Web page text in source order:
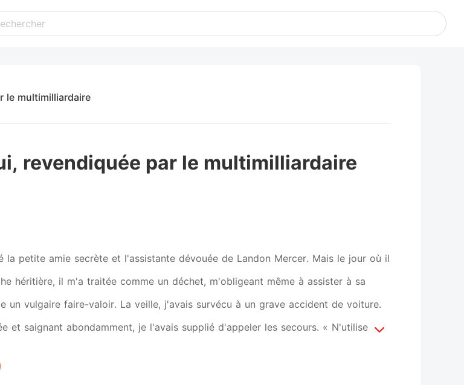
le multimilliardaire
revendiquée par le multimilliardaire
la petite amie secrète et l'assistante dévouée de Landon Mercer. Mais le jour où il
héritière, il m'a traitée comme un déchet, m'obligeant même à assister à sa
un vulgaire faire-valoir. La veille, j'avais survécu à un grave accident de voiture.
et saignant abondamment, je l'avais supplié d'appeler les secours. « N'utilise pas
gâcher mon week-end avec Whitney », avait-il répondu froidement avant de
alors que je portais un lourd plâtre et un pansement sur le front, sa sœur et